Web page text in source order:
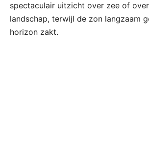
spectaculair uitzicht over zee of
landschap, terwijl de zon langzaam
horizon zakt.